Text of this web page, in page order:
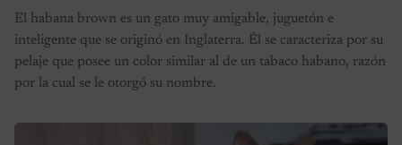
El habana brown es un gato muy amigable, juguetón e
inteligente que se originó en Inglaterra. Él se caracteriza por su
pelaje que posee un color similar al de un tabaco habano, razón
por la cual se le otorgó su nombre.